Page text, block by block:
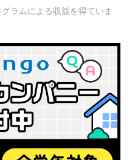
ラムによる収益を得ていま